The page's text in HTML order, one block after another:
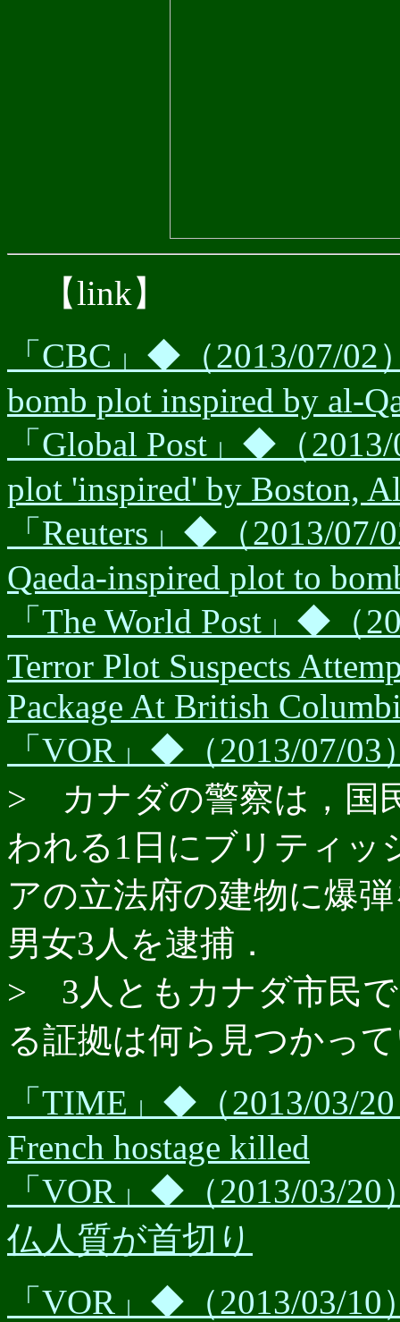
【link】
「CBC」◆（2013/07/02
bomb plot inspired by al-
「Global Post」◆（
plot 'inspired' by Boston,
「Reuters」◆（2013/
Qaeda-inspired plot to
「The World Post」◆（
Terror Plot Suspects
Package At British
「VOR」◆（2013/07/
> カナダの警察は，国
われる1日にブリティッ
アの立法府の建物に爆
男女3人を逮捕．
> 3人ともカナダ市民
る証拠は何ら見つかっ
「TIME」◆（2013/03/
French hostage killed
「VOR」◆（2013/03/
仏人質が首切り
「VOR」◆（2013/03/